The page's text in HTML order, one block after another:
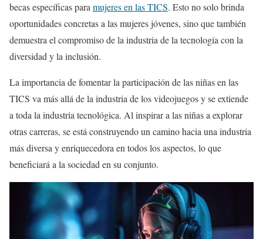
becas específicas paramujeres en las TICS. Esto no solo brinda
oportunidades concretas a las mujeres jóvenes, sino que también
demuestra el compromiso de la industria de la tecnología con la
diversidad y la inclusión.
La importancia de fomentar la participación de las niñas en las
TICS va más allá de la industria de los videojuegos y se extiende
a toda la industria tecnológica. Al inspirar a las niñas a explorar
otras carreras, se está construyendo un camino hacia una industria
más diversa y enriquecedora en todos los aspectos, lo que
beneficiará a la sociedad en su conjunto.